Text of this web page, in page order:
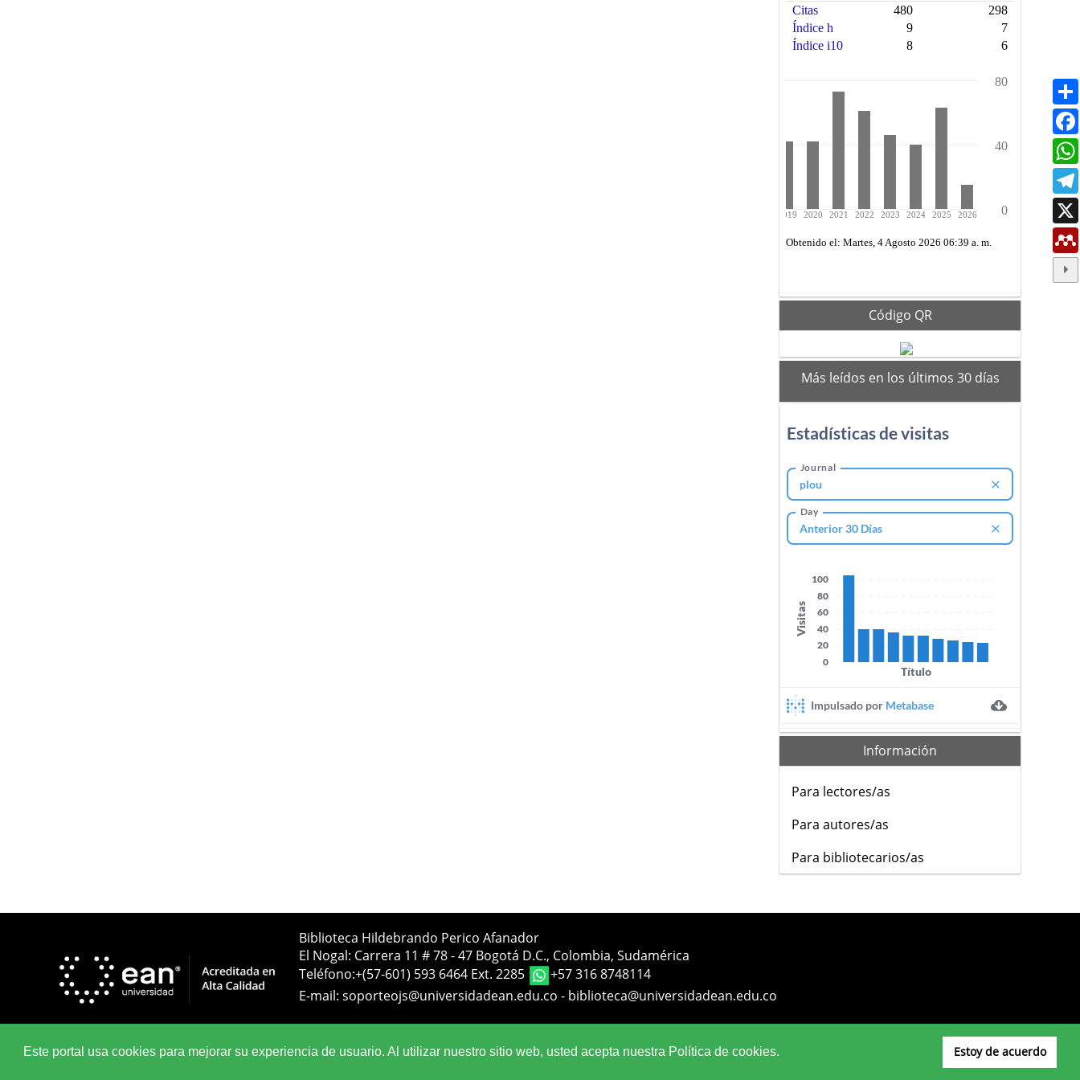
Este portal usa cookies para mejorar su experiencia de usuario. Al utilizar nuestro sitio web, usted acepta nuestra Política de cookies. Estoy de acuerdo
Código QR
mas-
vistos
Más leídos en los últimos 30 días
Información
Para lectores/as
Para autores/as
Para bibliotecarios/as
Biblioteca Hildebrando Perico Afanador
El Nogal: Carrera 11 # 78 - 47 Bogotá D.C., Colombia, Sudamérica
Teléfono:+(57-601) 593 6464 Ext. 2285
+57 316 8748114
E-mail: soporteojs@universidadean.edu.co - biblioteca@universidadean.edu.co
Sistema OJS - Metabiblioteca |